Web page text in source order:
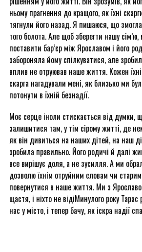
ньому прагнення до кращого, як їхні
тягнули його назад. Я пишаюся, що
того болота. Але щоб зберегти нашу
поставити бар’єр між Ярославом і його
забороняла йому спілкуватися, але
вплив не отруював наше життя. Кожен
скарга нагадували мені, як близько ми
потонути в їхній безнадії.
Моє серце іноли стискається від думки,
залишитися там, у тім сірому житті, де
як він дивиться на наших дітей, на наш
зробила правильно. Його родичі й далі
все вирішує доля, а не зусилля. А ми
дозволю їхнім отруйним словам чи
повернутися в наше життя. Ми з
щастя, і ніхто не відіМинулого року
нас у місто, і тепер бачу, як іскра надії